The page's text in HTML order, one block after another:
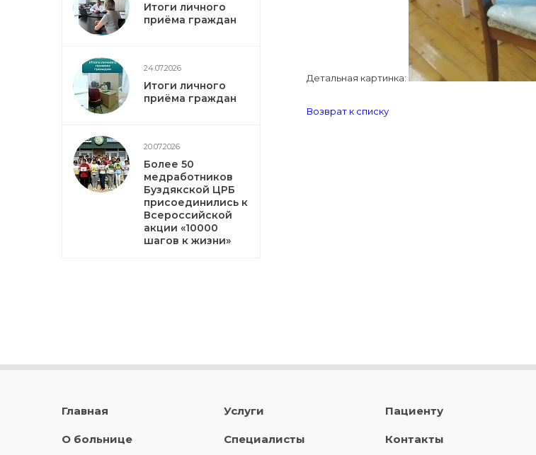
Итоги личного
приёма граждан
24.07.2026
Итоги личного
приёма граждан
20.07.2026
Более 50
медработников
Буздякской ЦРБ
присоединились к
Всероссийской
акции «10000
шагов к жизни»
Детальная картинка:
Возврат к списку
Главная
О больнице
Услуги
Специалисты
Пациенту
Контакты